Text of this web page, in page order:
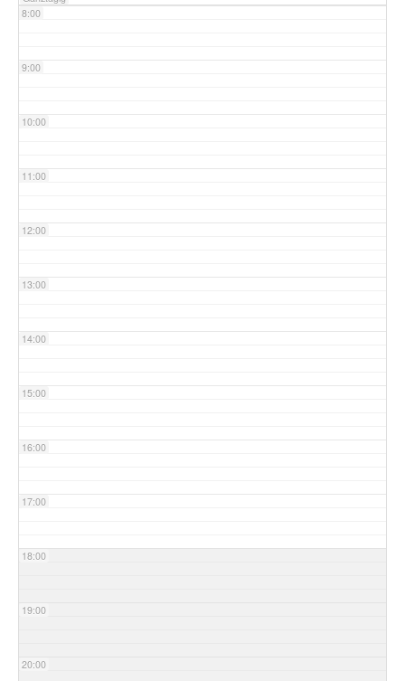
8:00
9:00
10:00
11:00
12:00
13:00
14:00
15:00
16:00
17:00
18:00
19:00
20:00